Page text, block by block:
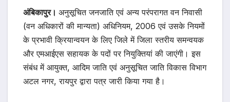
अंबिकापुर। अनुसूचित जनजाति एवं अन्य परंपरागत वन निवासी
(वन अधिकारों की मान्यता) अधिनियम, 2006 एवं उसके नियमों
के प्रभावी क्रियान्वयन के लिए जिले में जिला स्तरीय समन्वयक
और एमआईएस सहायक के पदों पर नियुक्तियां की जाएंगी। इस
संबंध में आयुक्त, आदिम जाति एवं अनुसूचित जाति विकास विभाग
अटल नगर, रायपुर द्वारा पत्र जारी किया गया है।